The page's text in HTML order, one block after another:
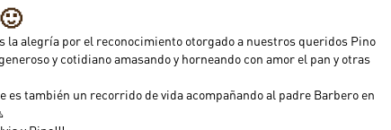
la alegría por el reconocimiento otorgado a nuestros queridos Pino
y cotidiano amasando y horneando con amor el pan y otras
es también un recorrido de vida acompañando al padre Barbero en